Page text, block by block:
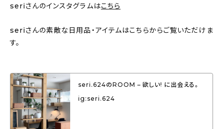
seriさんのインスタグラムはこちら
seriさんの素敵な日用品・アイテムはこちらからご覧いただけま
す。
seri.624のROOM – 欲しい! に出会える。
ig:seri.624